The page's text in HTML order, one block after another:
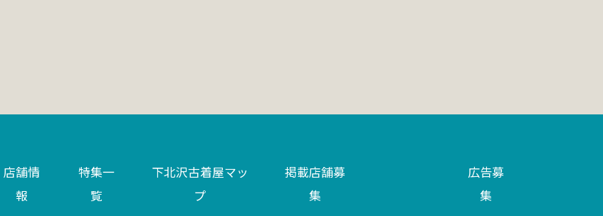
店舗情
報
特集一
覧
下北沢古着屋マッ
プ
掲載店舗募
集
広告募
集